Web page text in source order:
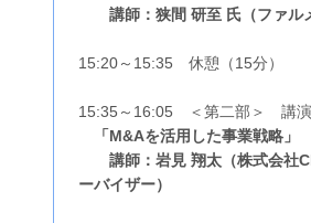
講師：狭間 研至 氏（ファル
15:20～15:35 休憩（15分）
15:35～16:05 ＜第二部＞ 講
「M&Aを活用した事業戦略」
講師：岩見 翔太（株式会社
ーバイザー）